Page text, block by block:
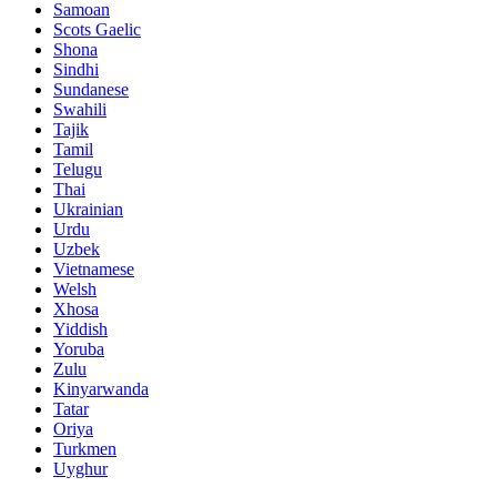
Samoan
Scots Gaelic
Shona
Sindhi
Sundanese
Swahili
Tajik
Tamil
Telugu
Thai
Ukrainian
Urdu
Uzbek
Vietnamese
Welsh
Xhosa
Yiddish
Yoruba
Zulu
Kinyarwanda
Tatar
Oriya
Turkmen
Uyghur